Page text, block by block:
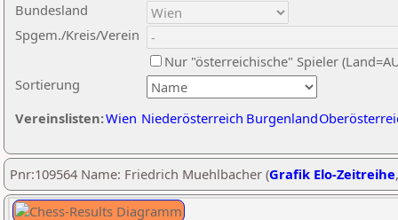
Sortierung
Bundesland
Spgem./Kreis/Verein
Nur "österreichische" Spieler
Vereinslisten:Wien Niederösterreich Burgenland
Pnr:109564 Name: Friedrich Muehlbacher (Grafik Elo-Zeitreihe